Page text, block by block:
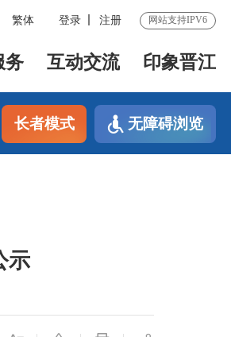
繁体 登录 注册 网站支持IPV6
务 互动交流 印象晋江
长者模式 无障碍浏览
示